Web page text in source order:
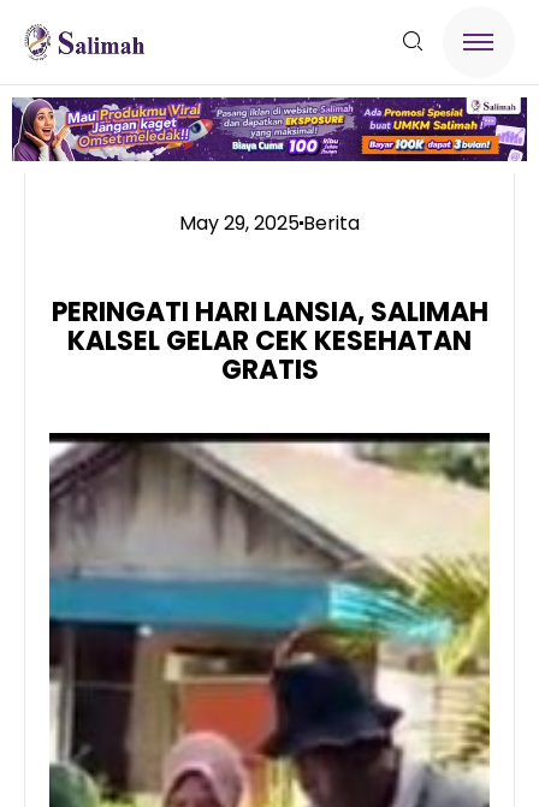
May 29, 2025Berita
PERINGATI HARI LANSIA, SALIMAH
KALSEL GELAR CEK KESEHATAN
GRATIS